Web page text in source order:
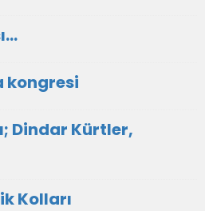
kongresi
Dindar Kürtler,
Kolları